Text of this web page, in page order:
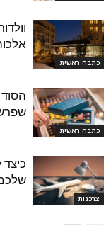
כתבה ראשית
כתבה ראשית
שפרשה בגיל 57
צרכנות